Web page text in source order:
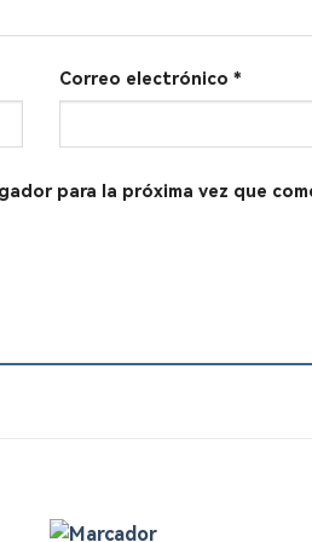
Correo electrónico *
para la próxima vez que